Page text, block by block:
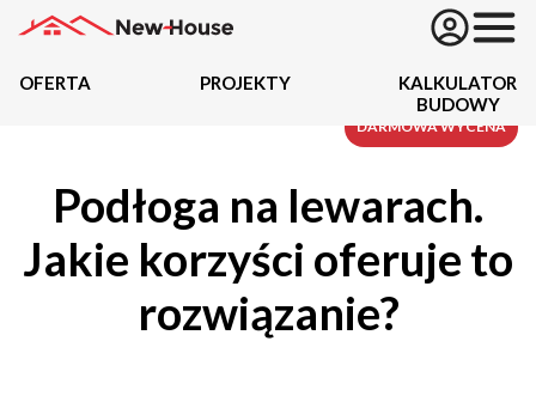
Oferta
Działki
OFERTA PROJEKTY
KALKULATOR
BUDOWY
Podłoga na lewarach.
Jakie korzyści oferuje to
rozwiązanie?
DARMOWA WYCENA